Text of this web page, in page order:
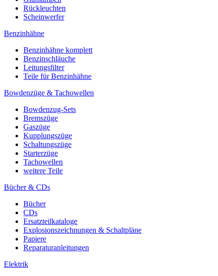
Rückleuchten
Scheinwerfer
Benzinhähne
Benzinhähne komplett
Benzinschläuche
Leitungsfilter
Teile für Benzinhähne
Bowdenzüge & Tachowellen
Bowdenzug-Sets
Bremszüge
Gaszüge
Kupplungszüge
Schaltungszüge
Starterzüge
Tachowellen
weitere Teile
Bücher & CDs
Bücher
CDs
Ersatzteilkataloge
Explosionszeichnungen & Schaltpläne
Papiere
Reparaturanleitungen
Elektrik